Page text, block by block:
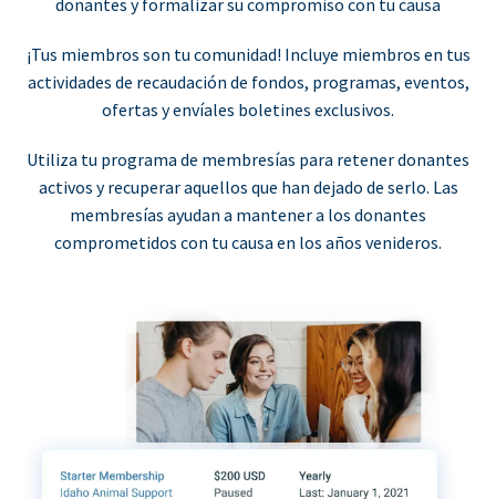
donantes y formalizar su compromiso con tu causa
¡Tus miembros son tu comunidad! Incluye miembros en tus
actividades de recaudación de fondos, programas, eventos,
ofertas y envíales boletines exclusivos.
Utiliza tu programa de membresías para retener donantes
activos y recuperar aquellos que han dejado de serlo. Las
membresías ayudan a mantener a los donantes
comprometidos con tu causa en los años venideros.